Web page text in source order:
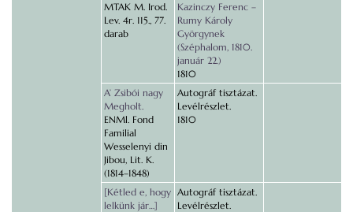
MTAK M. Irod.
Lev. 4r. 115., 77.
darab
Kazinczy Ferenc –
Rumy Károly
Györgynek
(Széphalom, 1810.
január 22.)
1810
A’ Zsibói nagy
Megholt.
ENMl. Fond
Familial
Wesselenyi din
Jibou, Lit. K.
(1814–1848)
Autográf tisztázat.
Levélrészlet.
1810
[Kétled e, hogy
lelkünk jár…]
Autográf tisztázat.
Levélrészlet.